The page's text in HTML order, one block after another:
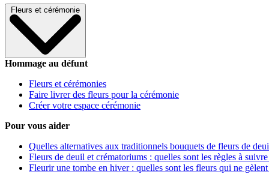
Fleurs et cérémonie
Hommage au défunt
Fleurs et cérémonies
Faire livrer des fleurs pour la cérémonie
Créer votre espace cérémonie
Pour vous aider
Quelles alternatives aux traditionnels bouquets de fleurs de
Fleurs de deuil et crématoriums : quelles sont les règles à
Fleurir une tombe en hiver : quelles sont les fleurs qui ne gèlent